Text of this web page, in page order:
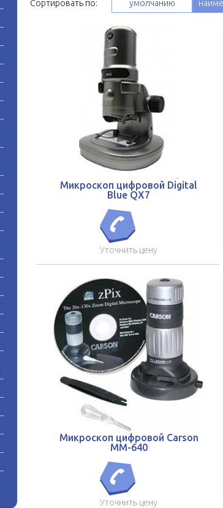
Сортировать по: умолчанию
Микроскоп цифровой Digital
Blue QX7
Уточнить цену
Микроскоп цифровой Carson
MM-640
Уточнить цену